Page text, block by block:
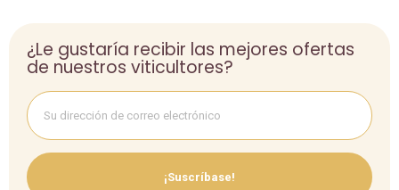
¿Le gustaría recibir las mejores ofertas
de nuestros viticultores?
¡Suscríbase!